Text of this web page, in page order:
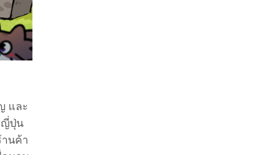
และ
ญี่ปุ่น
นค้า